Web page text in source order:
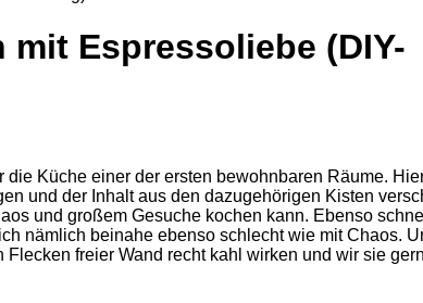
Espressoliebe (DIY-
Küche einer der ersten bewohnbaren Räume.
und der Inhalt aus den dazugehörigen Kisten
und großem Gesuche kochen kann. Ebenso schnell
nämlich beinahe ebenso schlecht wie mit Chaos.
freier Wand recht kahl wirken und wir sie